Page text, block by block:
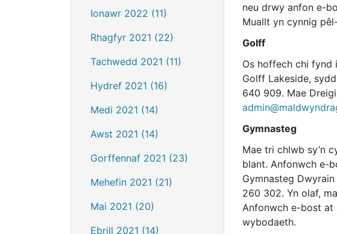
Ionawr 2022 (11)
Rhagfyr 2021 (22)
Tachwedd 2021 (11)
Hydref 2021 (16)
Medi 2021 (14)
Awst 2021 (14)
Gorffennaf 2021 (23)
Mehefin 2021 (21)
Mai 2021 (20)
Ebrill 2021 (14)
neu drwy anfon e-
Muallt yn cynnig
Golff
Os hoffech chi fynd
Golff Lakeside,
640 909. Mae
Gymnasteg
Mae tri chlwb sy’n
blant. Anfonwch e-
Gymnasteg
260 302. Yn olaf,
Anfonwch e-bost at
wybodaeth.